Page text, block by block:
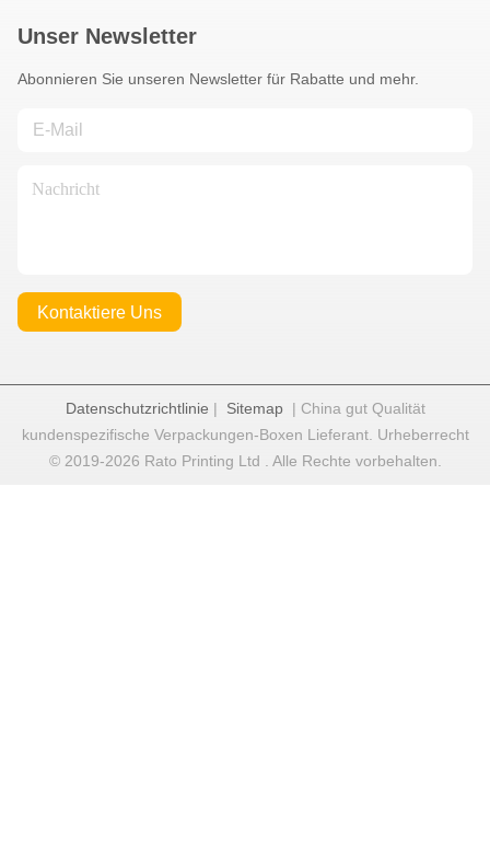
Unser Newsletter
Abonnieren Sie unseren Newsletter für Rabatte und mehr.
Kontaktiere Uns
Datenschutzrichtlinie | Sitemap| China gut Qualität
kundenspezifische Verpackungen-Boxen Lieferant. Urheberrecht
© 2019-2026 Rato Printing Ltd . Alle Rechte vorbehalten.